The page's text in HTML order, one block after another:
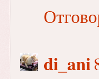
di_ani